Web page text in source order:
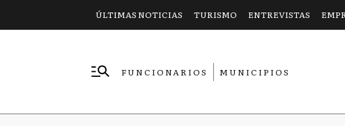
ÚLTIMAS NOTICIAS TURISMO ENTREVISTAS
FUNCIONARIOS
MUNICIPIOS